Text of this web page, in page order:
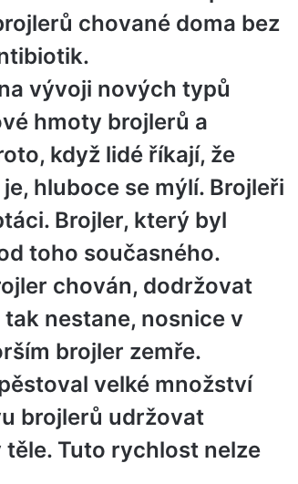
chované doma bez
vývoji nových typů
hmoty brojlerů a
když lidé říkají, že
hluboce se mýlí. Brojleři
Brojler, který byl
toho současného.
chován, dodržovat
nestane, nosnice v
brojler zemře.
velké množství
brojlerů udržovat
Tuto rychlost nelze